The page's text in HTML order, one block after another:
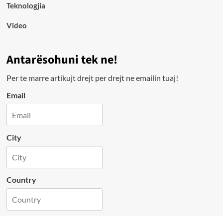
Teknologjia
Video
Antarësohuni tek ne!
Per te marre artikujt drejt per drejt ne emailin tuaj!
Email
City
Country